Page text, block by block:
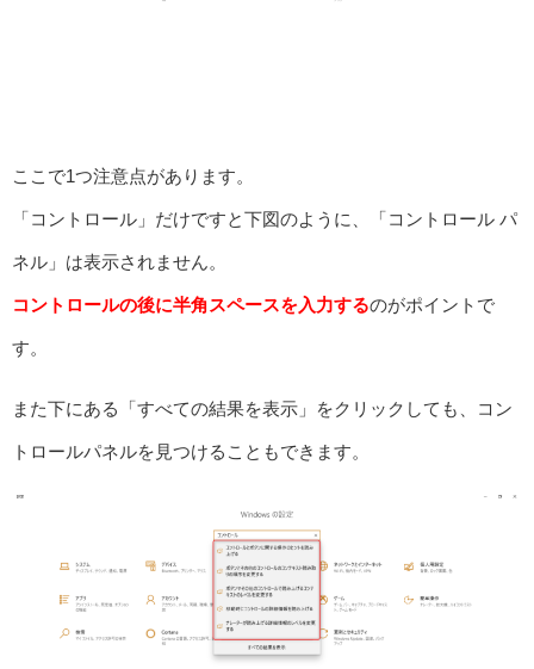
ここで1つ注意点があります。
「コントロール」だけですと下図のように、「コントロール パ
ネル」は表示されません。
コントロールの後に半角スペースを入力するのがポイントで
す。
また下にある「すべての結果を表示」をクリックしても、コン
トロールパネルを見つけることもできます。